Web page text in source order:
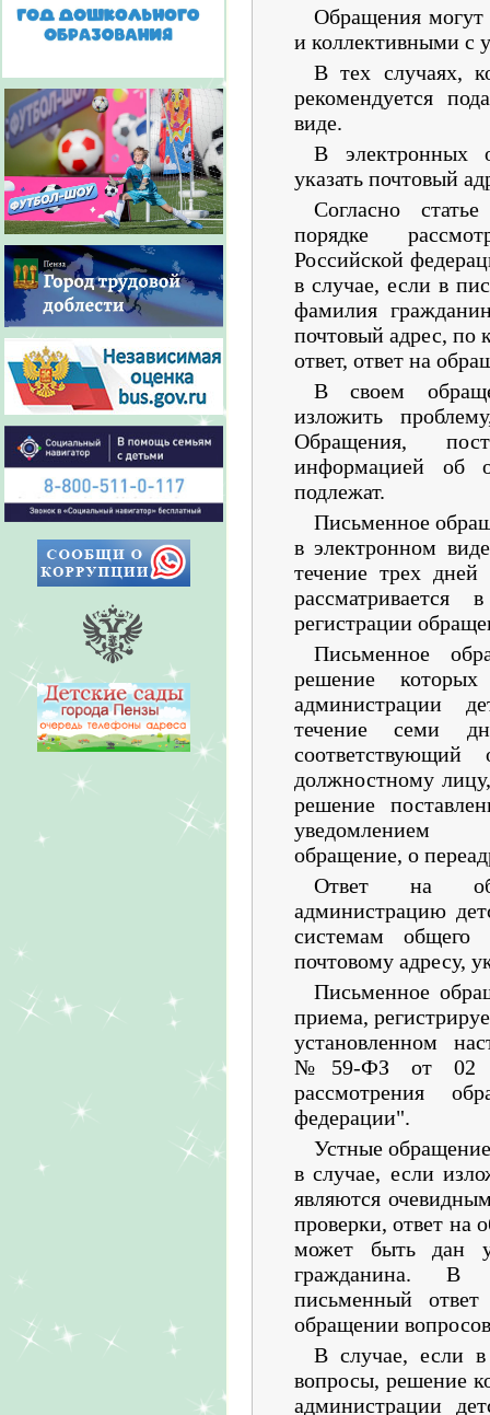
Обращения могут
и коллективными с
В тех случаях,
рекомендуется
виде.
В электронных
указать почтовый
Согласно
порядке
Российской
в случае, если в
фамилия
почтовый адрес, по
ответ, ответ на
В своем
изложить
Обращения,
информацией об
подлежат.
Письменное
в электронном
течение трех
регистрации
Письменное
решение
администрации
течение семи
соответствующий
должностному
решение
уведомлением
обращение, о
Ответ на
администрацию
системам общего
почтовому адресу,
Письменное
приема,
установленном
№59-ФЗ от 02
рассмотрения
федерации".
Устные
в случае, если
являются
проверки, ответ на
может быть дан
гражданина. В
письменный
обращении
В случае, если в
вопросы, решение
администрации